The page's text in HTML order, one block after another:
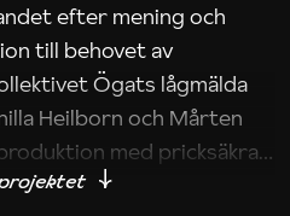
efter mening och
till behovet av
Ögats lågmälda
Heilborn och Mårten
med pricksäkra
kan vara att omsätta